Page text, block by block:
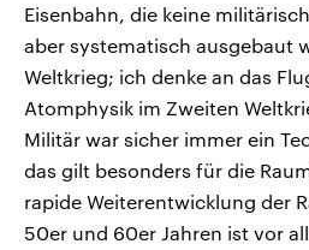
Eisenbahn, die keine
aber systematisch ausgebaut
Weltkrieg; ich denke an das
Atomphysik im Zweiten
Militär war sicher immer ein
das gilt besonders für die
rapide Weiterentwicklung der
50er und 60er Jahren ist vor